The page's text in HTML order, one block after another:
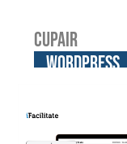
Cupair
WordPress